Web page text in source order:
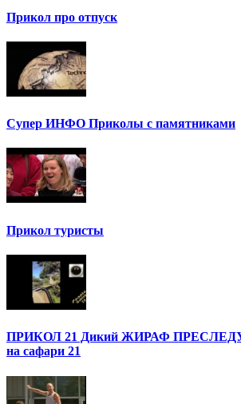
Прикол про отпуск
Супер ИНФО Приколы с памятниками
Прикол туристы
ПРИКОЛ 21 Дикий ЖИРАФ
на сафари 21